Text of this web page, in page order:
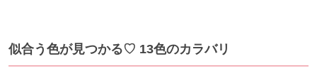
似合う色が見つかる♡ 13色のカラバリ